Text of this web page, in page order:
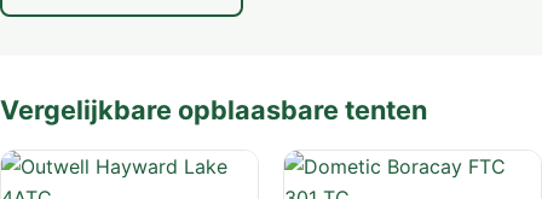
Vergelijkbare opblaasbare tenten